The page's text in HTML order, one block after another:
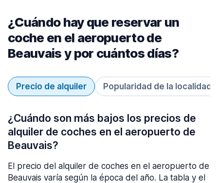
¿Cuándo hay que reservar un
coche en el aeropuerto de
Beauvais y por cuántos días?
Precio de alquiler Popularidad de la localidad
¿Cuándo son más bajos los precios de
alquiler de coches en el aeropuerto de
Beauvais?
El precio del alquiler de coches en el aeropuerto de
Beauvais varía según la época del año. La tabla y el